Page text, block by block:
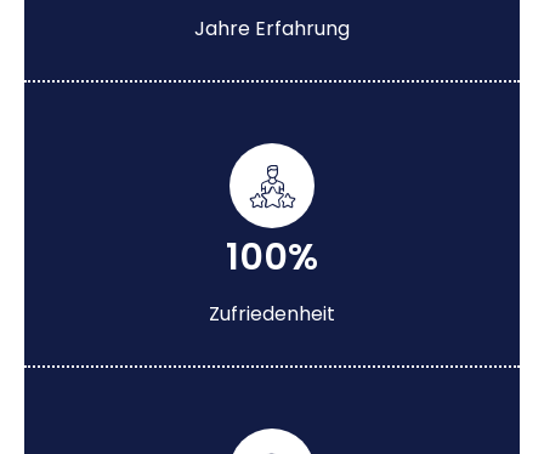
Jahre Erfahrung
100%
Zufriedenheit